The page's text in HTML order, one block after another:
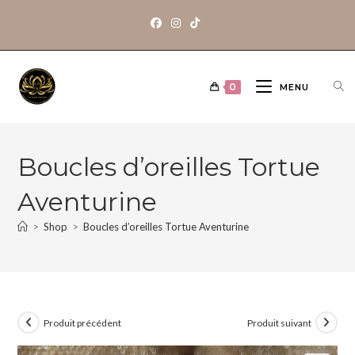
0 MENU
Boucles d’oreilles Tortue
Aventurine
> Shop > Boucles d’oreilles Tortue Aventurine
Produit précédent Produit suivant